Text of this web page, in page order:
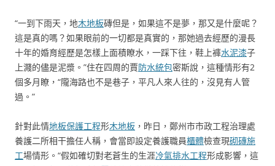
“一到下雨天，地木地板磚但是，如果這不是夢，那又是什麼呢？
這是真的嗎？如果眼前的一切都是真實的，那她過去經歷的漫長
十年的婚育經歷是怎樣上面積瞭水，一踩下往，鞋上褲水泥漆子
上濺的儘是泥漿。”住在四周的賈防水統包密斯說，這種情形有2
個多月瞭，“隴海路也不是巷子，平凡人來人往的，沒見有人管
過。”
針對此情地板保護工程形木地板 ，昨日，鄭州市市政工程治理處
養護二所相干擔任人稱，會當即設定養護職員櫃體檢查現砌磚施
工場情形。“假如確切對老蒼生的生涯冷氣排水工程形成影響，這